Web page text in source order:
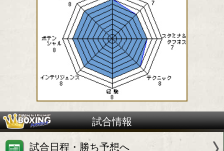
VS
元日本ライト級王者
近藤 明広(一力)